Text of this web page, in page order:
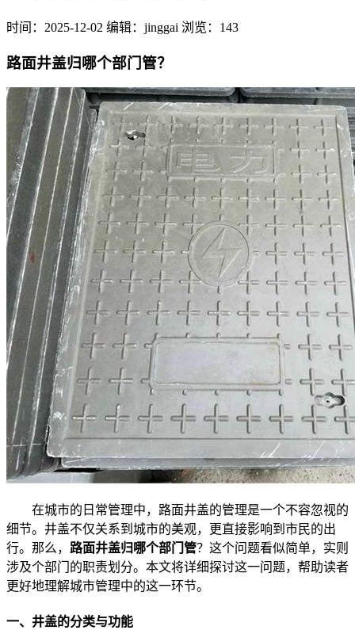
时间： 2025-12-02 编辑：jinggai 浏览：143
路面井盖归哪个部门管？
在城市的日常管理中，路面井盖的管理是一个不容忽视的
细节。井盖不仅关系到城市的美观，更直接影响到市民的出
行。那么， 路面井盖归哪个部门管？这个问题看似简单，实则
涉及个部门的职责划分。本文将详细探讨这一问题，帮助读者
更好地理解城市管理中的这一环节。
一、井盖的分类与功能